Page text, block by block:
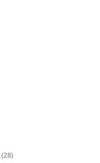
(28)